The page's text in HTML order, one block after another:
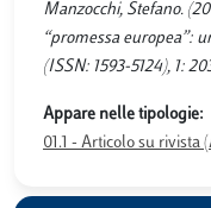
Manzocchi, Stefano.
“promessa europea”:
(ISSN: 1593-5124), 1:
Appare nelle tipologie:
01.1 - Articolo su rivista